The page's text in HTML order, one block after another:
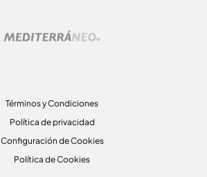
Términos y Condiciones
Política de privacidad
Configuración de Cookies
Política de Cookies